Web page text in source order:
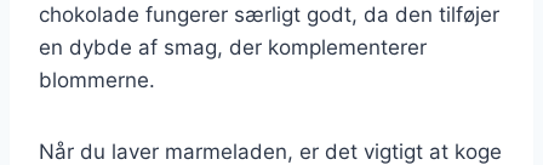
chokolade fungerer særligt godt, da den tilføjer
en dybde af smag, der komplementerer
blommerne.
Når du laver marmeladen, er det vigtigt at koge